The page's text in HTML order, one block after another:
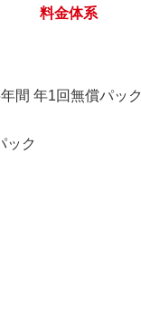
料金体系
間 年1回無償パック
ック